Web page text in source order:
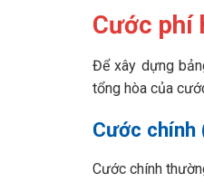
Cước phí
Để xây dựng
tổng hòa của
Cước
Cước chính